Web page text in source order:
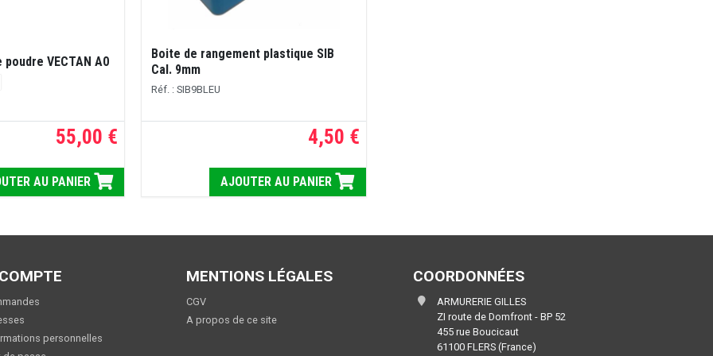
poudre VECTAN A0
55,00 €
AU PANIER
Boite de rangement plastique SIB
Cal. 9mm
Réf. : SIB9BLEU
4,50 €
AJOUTER AU PANIER
personnelles
MENTIONS LÉGALES
CGV
A propos de ce site
COORDONNÉES
ARMURERIE GILLES
ZI route de Domfront - BP 52
455 rue Boucicaut
61100 FLERS (France)